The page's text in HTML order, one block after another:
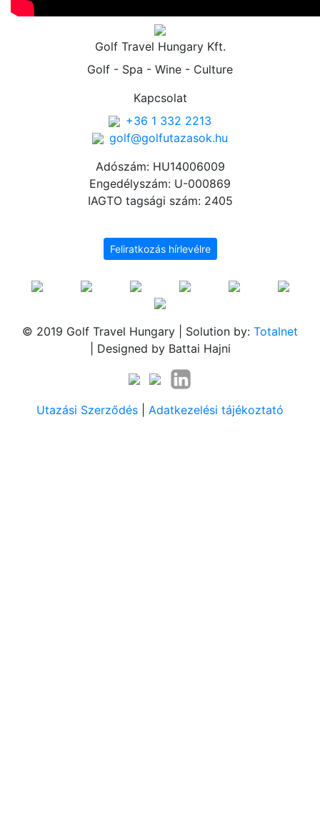
Golf Travel Hungary Kft.
Golf - Spa - Wine - Culture
Kapcsolat
+36 1 332 2213
golf@golfutazasok.hu
Adószám: HU14006009
Engedélyszám: U-000869
IAGTO tagsági szám: 2405
Feliratkozás hírlevélre
© 2019 Golf Travel Hungary | Solution by: Totalnet
| Designed by Battai Hajni
Utazási Szerződés Adatkezelési tájékoztató